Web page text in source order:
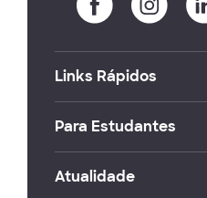
Links Rápidos
Para Estudantes
Atualidade